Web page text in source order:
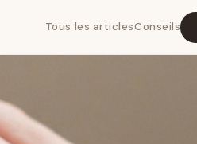
Tous les articlesConseils